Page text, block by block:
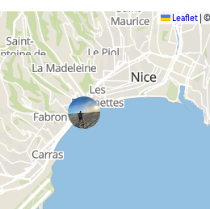
Leaflet ©